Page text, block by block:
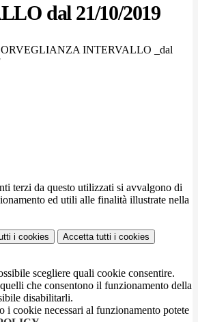
dal 21/10/2019
INTERVALLO _dal
terzi da questo utilizzati si avvalgono di
ed utili alle finalità illustrate nella
i cookies Accetta tutti i cookies
scegliere quali cookie consentire.
che consentono il funzionamento della
disabilitarli.
i cookie necessari al funzionamento potete